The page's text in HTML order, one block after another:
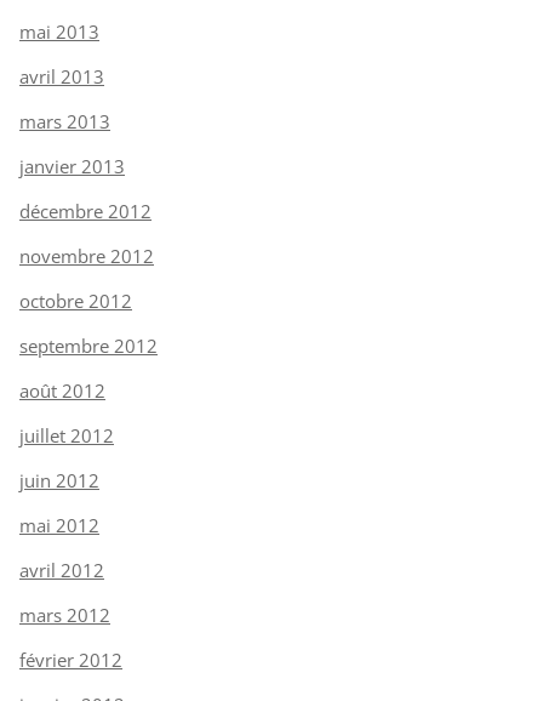
mai 2013
avril 2013
mars 2013
janvier 2013
décembre 2012
novembre 2012
octobre 2012
septembre 2012
août 2012
juillet 2012
juin 2012
mai 2012
avril 2012
mars 2012
février 2012